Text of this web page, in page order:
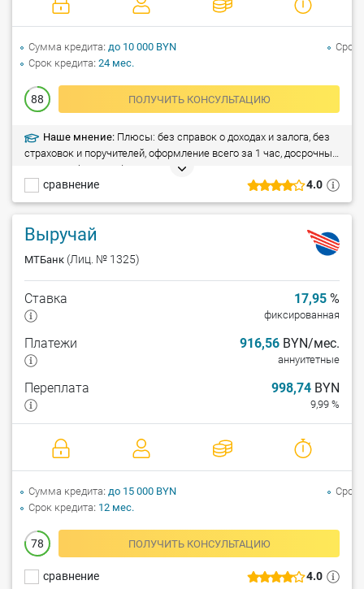
4.0
сравнение
88 ПОЛУЧИТЬ КОНСУЛЬТАЦИЮ
Сумма кредита до 10 000 BYN
Срок кредита 24 мес.
Срок
Наше мнение: Плюсы: без справок о доходах и залога, без
страховок и поручителей, оформление всего за 1 час, досрочный
возврат – без штрафа. Минусы: кредит не предоставляется
сотрудникам индивидуальных предпринимателей.
Выручай
МТБанк (Лиц. № 1325)
4.0
сравнение
Ставка 17,95 %
фиксированная
Платежи 916,56 BYN/мес.
аннуитетные
Переплата 998,74 BYN
9,99 %
78 ПОЛУЧИТЬ КОНСУЛЬТАЦИЮ
Сумма кредита до 15 000 BYN
Срок кредита 12 мес.
Срок